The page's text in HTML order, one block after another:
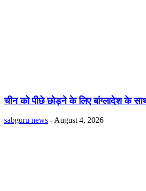
चीन को पीछे छोड़ने के लिए बांग्लादेश के
sabguru news - August 4, 2026